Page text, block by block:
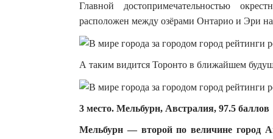
Главной достопримечательностью
расположен между озёрами Онтарио и Эри
А таким видится Торонто в ближайшем
3 место. Мельбурн, Австралия, 97.5 баллов
Мельбурн — второй по величине город